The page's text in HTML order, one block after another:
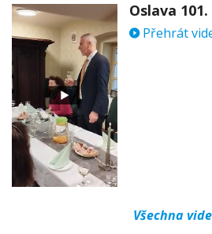
Přehrát
Všechna